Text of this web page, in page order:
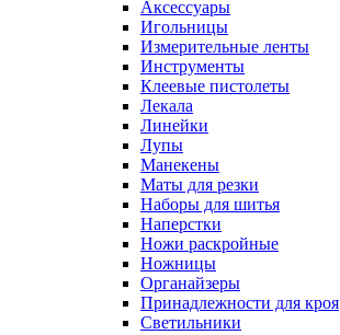
Аксессуары
Игольницы
Измерительные ленты
Инструменты
Клеевые пистолеты
Лекала
Линейки
Лупы
Манекены
Маты для резки
Наборы для шитья
Наперстки
Ножи раскройные
Ножницы
Органайзеры
Принадлежности для кроя
Светильники